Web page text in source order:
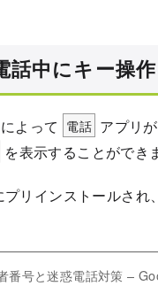
中にキー操作
よって 電話 アプリ
を表示することができ
リインストールさ
番号と迷惑電話対策 –